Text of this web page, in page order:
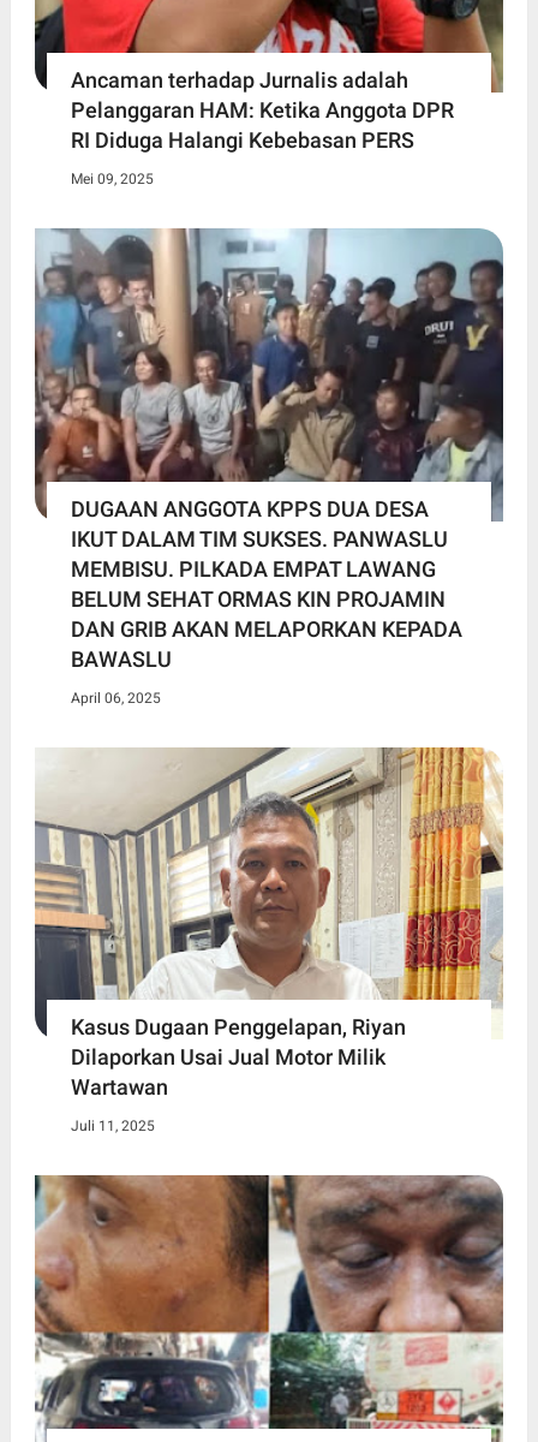
Ancaman terhadap Jurnalis adalah
Pelanggaran HAM: Ketika Anggota DPR
RI Diduga Halangi Kebebasan PERS
Mei 09, 2025
DUGAAN ANGGOTA KPPS DUA DESA
IKUT DALAM TIM SUKSES. PANWASLU
MEMBISU. PILKADA EMPAT LAWANG
BELUM SEHAT ORMAS KIN PROJAMIN
DAN GRIB AKAN MELAPORKAN KEPADA
BAWASLU
April 06, 2025
Kasus Dugaan Penggelapan, Riyan
Dilaporkan Usai Jual Motor Milik
Wartawan
Juli 11, 2025